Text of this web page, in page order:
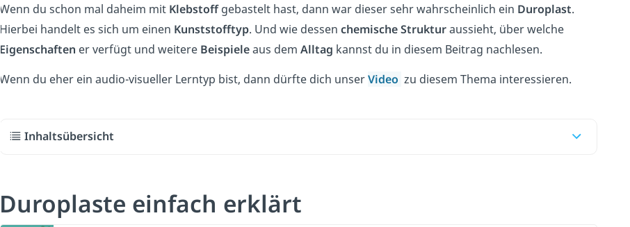
Wenn du schon mal daheim mit Klebstoffgebastelt hast, dann war dieser sehr wahrscheinlich ein Duroplast.
Hierbei handelt es sich um einen Kunststofftyp. Und wie dessen chemischeStrukturaussieht, über welche
Eigenschaften er verfügt und weitere Beispieleaus dem Alltag kannst du in diesem Beitrag nachlesen.
Wenn du eher ein audio-visueller Lerntyp bist, dann dürfte dich unserVideo zu diesem Thema interessieren.
Inhaltsübersicht
Duroplaste einfach erklärt